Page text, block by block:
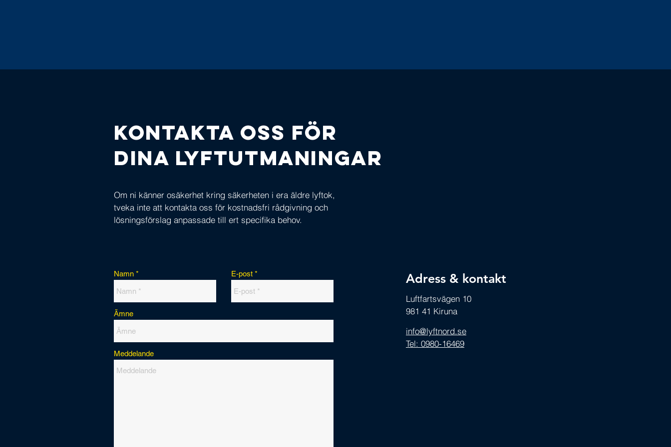
Kontakta oss för
dina lyftutmaningar
Om ni känner osäkerhet kring säkerheten i era äldre lyftok,
tveka inte att kontakta oss för kostnadsfri rådgivning och
lösningsförslag anpassade till ert specifika behov.
Namn E-post
Ämne
Meddelande
Adress & kontakt
Luftfartsvägen 10
981 41 Kiruna
info@lyftnord.se
Tel: 0980-16469